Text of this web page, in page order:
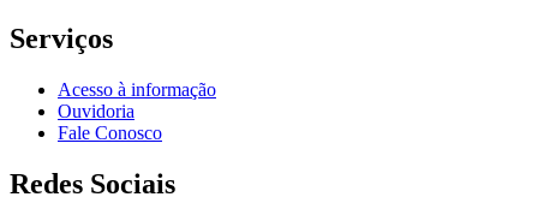
Serviços
Acesso à informação
Ouvidoria
Fale Conosco
Redes Sociais